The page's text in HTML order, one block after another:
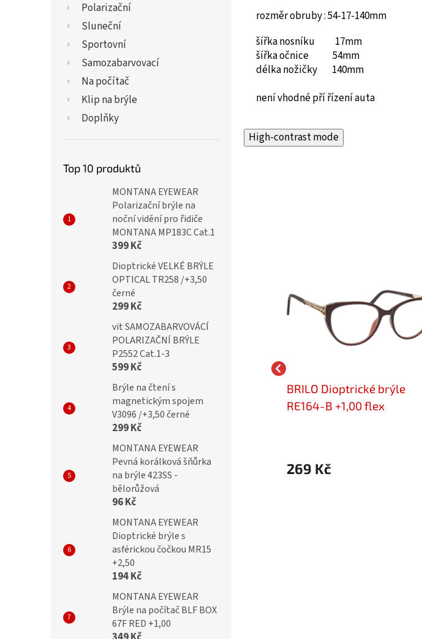
Polarizační
Sluneční
Sportovní
Samozabarvovací
Na počítač
Klip na brýle
Doplňky
Top 10 produktů
MONTANA EYEWEAR
Polarizační brýle na
noční vidění pro řidiče
MONTANA MP183C Cat.1
399 Kč
Dioptrické VELKÉ BRÝLE
OPTICAL TR258 /+3,50
černé
299 Kč
vit SAMOZABARVOVÁCÍ
POLARIZAČNÍ BRÝLE
P2552 Cat.1-3
599 Kč
Brýle na čtení s
magnetickým spojem
V3096 /+3,50 černé
299 Kč
MONTANA EYEWEAR
Pevná korálková šňůrka
na brýle 423SS -
bělorůžová
96 Kč
MONTANA EYEWEAR
Dioptrické brýle s
asférickou čočkou MR15
+2,50
194 Kč
MONTANA EYEWEAR
Brýle na počítač BLF BOX
67F RED +1,00
rozměr obruby : 54-17-140mm
šířka nosníku 17mm
šířka očnice 54mm
délka nožičky 140mm
není vhodné pří řízení auta
High-contrast mode
BRILO Dioptrické brýle
RE004-B +1,00 flex
269 Kč
BRILO Dioptrické brýle
RE164-B +1,00 flex
269 Kč